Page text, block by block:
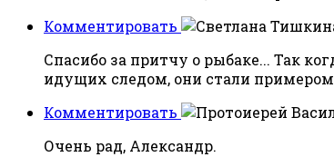
Комментировать
Спасибо за притчу о рыбаке... Так
идущих следом, они стали примером
Комментировать
Очень рад, Александр.